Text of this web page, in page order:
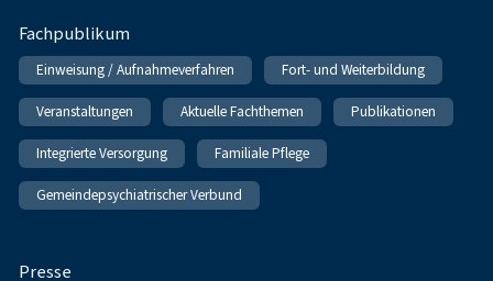
Fachpublikum
Einweisung / Aufnahmeverfahren Fort- und Weiterbildung
Veranstaltungen Aktuelle Fachthemen Publikationen
Integrierte Versorgung Familiale Pflege
Gemeindepsychiatrischer Verbund
Presse